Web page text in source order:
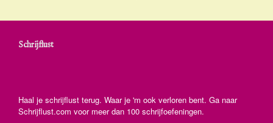
Schrijflust
Haal je schrijflust terug. Waar je 'm ook verloren bent. Ga naar
Schrijflust.com voor meer dan 100 schrijfoefeningen.